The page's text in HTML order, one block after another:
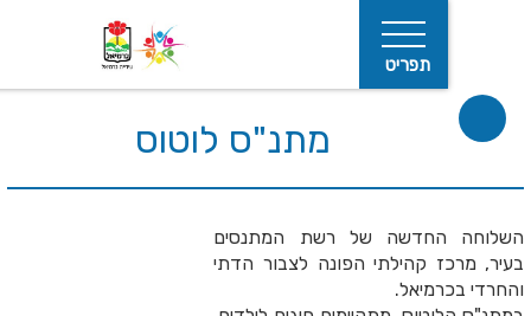
מתנ"ס לוטוס
של רשת המתנסים
קהילתי הפונה לצבור הדתי